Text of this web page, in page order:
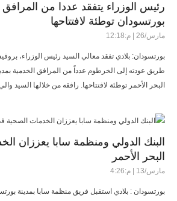
رئيس الوزراء يتفقد عددا من المرافق
بورتسودان توطئة لافتتاحها
مارس/26 | م:12:18
بورتسودان: بلادي تفقد معالي السيد رئيس الوزراء،
طريق عودته إلى الخرطوم عدداً من المرافق الخدمية
البحر الأحمر توطئة لافتتاحها. رافقه من خلالها السيد
البنك الدولي ومنظمة سابا يعززان
البحر الأحمر
مارس/13 | م:4:26
بورتسودان : بلادي استقبل فريق منظمة سابا بمدينة